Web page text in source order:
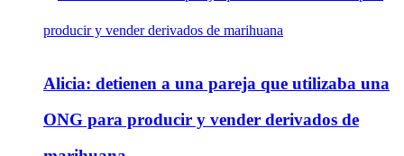
Alicia: detienen a una pareja que utilizaba una
ONG para producir y vender derivados de